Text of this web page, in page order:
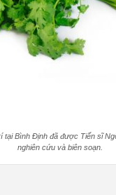
tại Bình Định đã được Tiến sĩ
nghiên cứu và biên soạn.